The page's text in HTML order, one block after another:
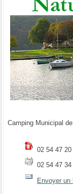
Camping Municipal
02 54 47 20
02 54 47 34
Envoyer un